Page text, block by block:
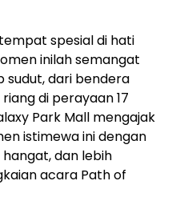
spesial di hati
inilah semangat
sudut, dari bendera
di perayaan 17
Park Mall mengajak
istimewa ini dengan
dan lebih
acara Path of